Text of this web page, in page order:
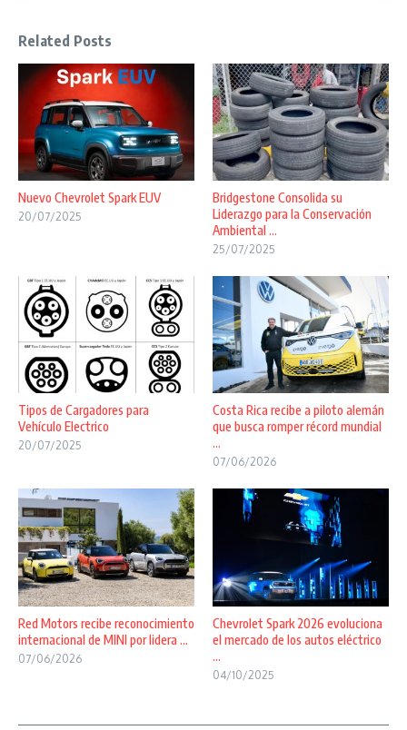
Related Posts
Nuevo Chevrolet Spark EUV
20/07/2025
Bridgestone Consolida su
Liderazgo para la Conservación
Ambiental ...
25/07/2025
Tipos de Cargadores para
Vehículo Electrico
20/07/2025
Costa Rica recibe a piloto alemán
que busca romper récord mundial
...
07/06/2026
Red Motors recibe reconocimiento
internacional de MINI por lidera ...
07/06/2026
Chevrolet Spark 2026 evoluciona
el mercado de los autos eléctrico
...
04/10/2025